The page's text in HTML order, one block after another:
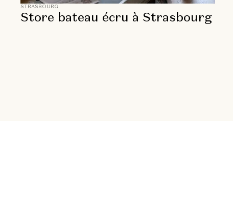
STRASBOURG
Store bateau écru à Strasbourg